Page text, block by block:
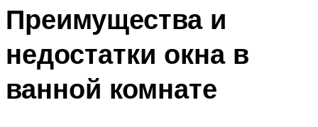
Преимущества и
недостатки окна в
ванной комнате